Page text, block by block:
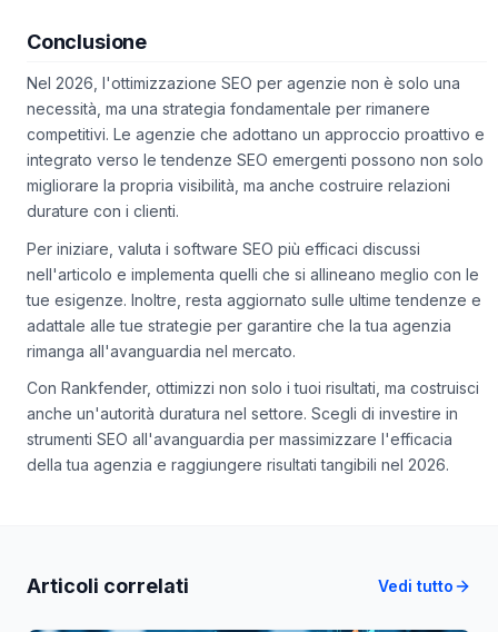
Conclusione
Nel 2026, l'ottimizzazione SEO per agenzie non è solo una
necessità, ma una strategia fondamentale per rimanere
competitivi. Le agenzie che adottano un approccio proattivo e
integrato verso le tendenze SEO emergenti possono non solo
migliorare la propria visibilità, ma anche costruire relazioni
durature con i clienti.
Per iniziare, valuta i software SEO più efficaci discussi
nell'articolo e implementa quelli che si allineano meglio con le
tue esigenze. Inoltre, resta aggiornato sulle ultime tendenze e
adattale alle tue strategie per garantire che la tua agenzia
rimanga all'avanguardia nel mercato.
Con Rankfender, ottimizzi non solo i tuoi risultati, ma costruisci
anche un'autorità duratura nel settore. Scegli di investire in
strumenti SEO all'avanguardia per massimizzare l'efficacia
della tua agenzia e raggiungere risultati tangibili nel 2026.
Articoli correlati Vedi tutto